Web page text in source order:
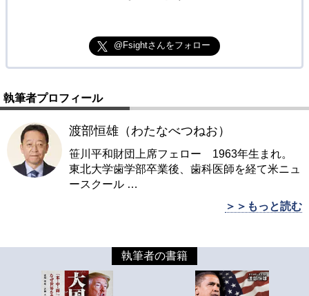
@Fsightさんをフォロー
執筆者プロフィール
渡部恒雄（わたなべつねお）
笹川平和財団上席フェロー 1963年生まれ。
東北大学歯学部卒業後、歯科医師を経て米ニュ
ースクール …
＞＞もっと読む
執筆者の書籍